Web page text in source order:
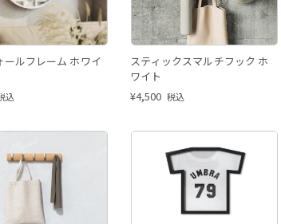
ールフレーム ホワイ
込
スティックスマルチフック ホ
ワイト
¥4,500 税込